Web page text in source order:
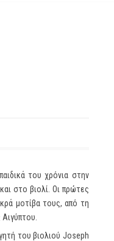
του χρόνια στην
στο βιολί. Οι πρώτες
μοτίβα τους, από τη
του βιολιού Joseph